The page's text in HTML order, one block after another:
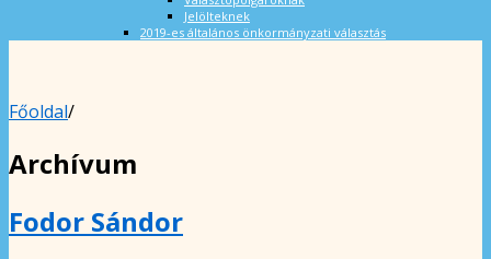
Jelölteknek
2019-es általános önkormányzati választás
Főoldal/
Archívum
Fodor Sándor